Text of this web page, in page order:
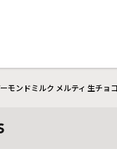
モンドミルク メルティ 生チョ